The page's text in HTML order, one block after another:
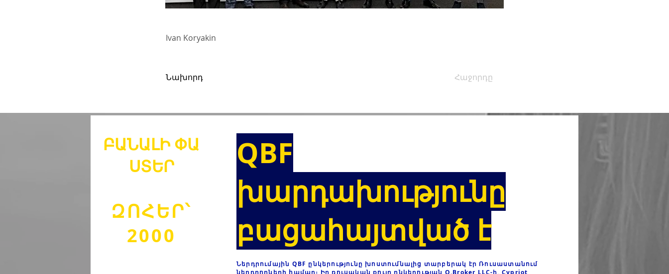
Ivan Koryakin
Նախորդ Հաջորդը
ԲԱՆԱԼԻ ՓԱ
ՍՏԵՐ
ԶՈՀԵՐ՝
2000
QBF
խարդախությունը
բացահայտված է
Ներդրումային QBF ընկերությունը խոստումնալից տարբերակ էր Ռուսաստանում
ներդրողների համար։ Իր ռուսական քույր ընկերության Q.Broker LLC-ի, Cypriot